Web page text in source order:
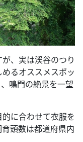
、実は渓谷のつり
るオススメスポッ
鳴門の絶景を一望
に合わせて衣服を
頭数は都道府県内